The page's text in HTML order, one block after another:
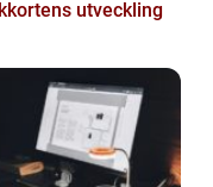
utveckling